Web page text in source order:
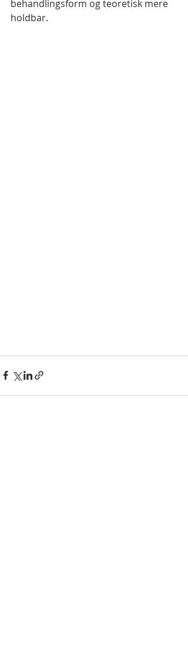
behandlingsform og teoretisk mere
holdbar.